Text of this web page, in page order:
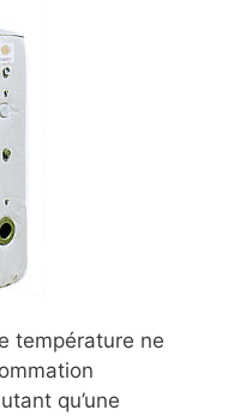
température ne
qu’une